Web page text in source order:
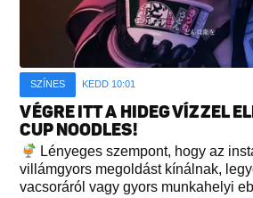
SZÍNES KEDD 10:01
VÉGRE ITT A HIDEG VÍZZEL
CUP NOODLES!
Lényeges szempont, hogy az
villámgyors megoldást kínálnak,
vacsoráról vagy gyors munkahelyi